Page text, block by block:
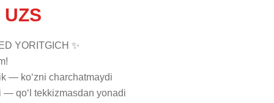
YORITGICH ✨
— ko‘zni charchatmaydi
qo‘l tekkizmasdan yonadi